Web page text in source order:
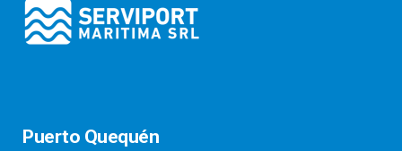
Puerto Quequén